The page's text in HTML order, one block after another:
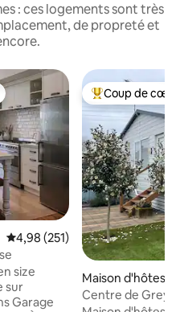
: ces logements sont très
de propreté et
plus appréciés
Évaluation moyenne sur la
4,98 (251)
size
sur
Coups de cœur
Coup de cœur
Maison d'hôtes ⋅
e
Centre de Grey